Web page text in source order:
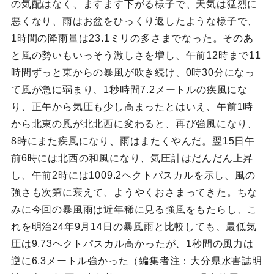
の気配はなく、ますます下がる様子で、天気は猛烈に
悪くなり、雨はお盆をひっくり返したような様子で、
1時間の降雨量は23.1ミリの多さまでなった。そのあ
と風の勢いもいっそう激しさを増し、午前12時まで11
時間ずっと東からの暴風が吹き続け、0時30分になっ
て風が急に弱まり、1秒時間7.2メートルの疾風にな
り、正午から気圧も少し高まったとはいえ、午前1時
から北東の風が北北西に変わると、再び強風になり、
8時にまた疾風になり、雨はまたくやんだ。翌15日午
前6時には北西の和風になり、気圧計はだんだん上昇
し、午前2時には1009.2ヘクトパスカルを示し、風の
強さも次第に衰えて、ようやくおさまってきた。ちな
みに今回の暴風雨は近年稀に見る強風をもたらし、こ
れを明治24年9月14日の暴風雨と比較しても、最低気
圧は9.73ヘクトパスカル高かったが、1秒間の風力は
逆に6.3メートル強かった（編集者注：大分県水害誌明